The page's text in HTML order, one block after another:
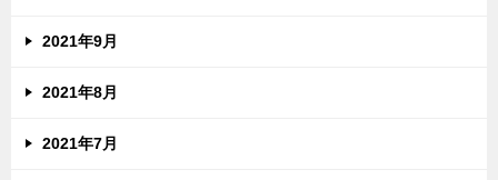
2021年9月
2021年8月
2021年7月